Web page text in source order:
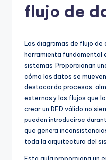
A
si
flujo de
Los diagramas de flujo de
herramienta fundamental
sistemas. Proporcionan
cómo los datos se
destacando procesos,
externas y los flujos que
crear un DFD válido no
pueden introducirse
que genera
toda la arquitectura del
Esta guía proporciona un